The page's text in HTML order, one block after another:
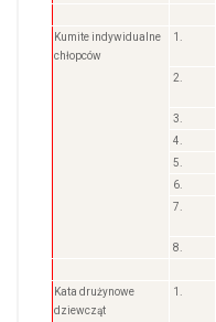
Kumite indywidualne
chłopców
1.
2.
3.
4.
5.
6.
7.
8.
Kata drużynowe
dziewcząt
1.